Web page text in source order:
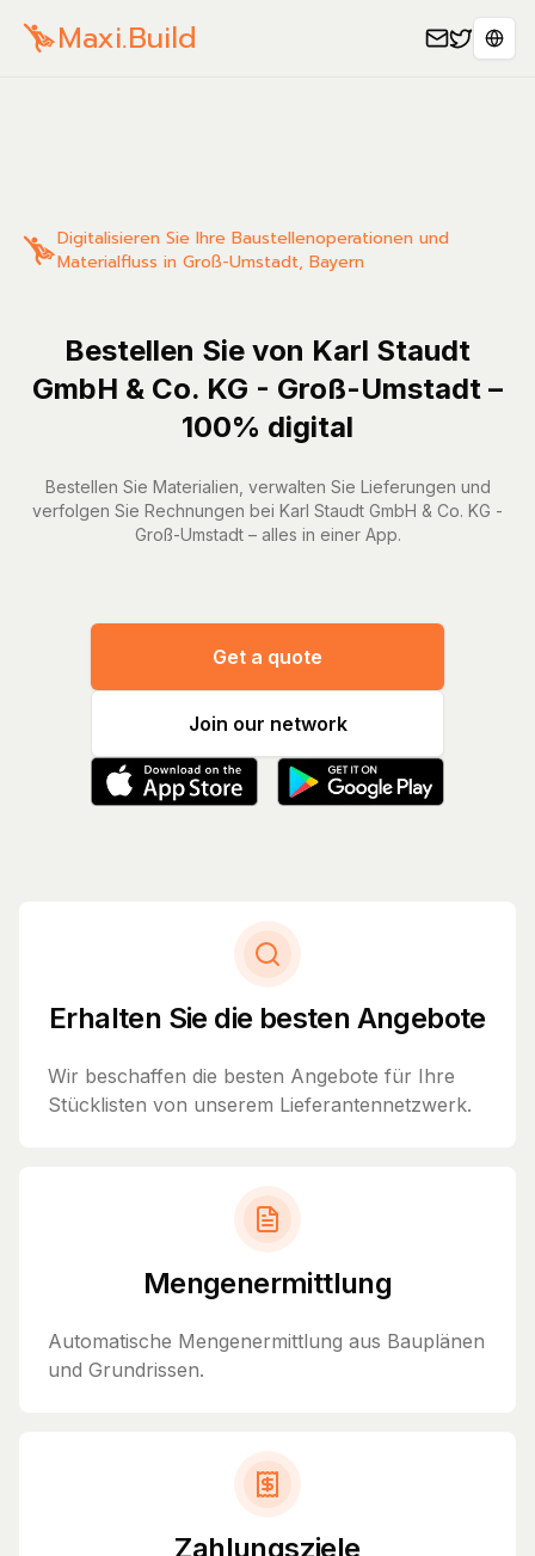
Maxi.Build
Digitalisieren Sie Ihre Baustellenoperationen und
Materialfluss in Groß-Umstadt, Bayern
Bestellen Sie von Karl Staudt
GmbH & Co. KG - Groß-Umstadt –
100% digital
Bestellen Sie Materialien, verwalten Sie Lieferungen und
verfolgen Sie Rechnungen bei Karl Staudt GmbH & Co. KG -
Groß-Umstadt – alles in einer App.
Get a quote
Join our network
Erhalten Sie die besten Angebote
Wir beschaffen die besten Angebote für Ihre
Stücklisten von unserem Lieferantennetzwerk.
Mengenermittlung
Automatische Mengenermittlung aus Bauplänen
und Grundrissen.
Zahlungsziele